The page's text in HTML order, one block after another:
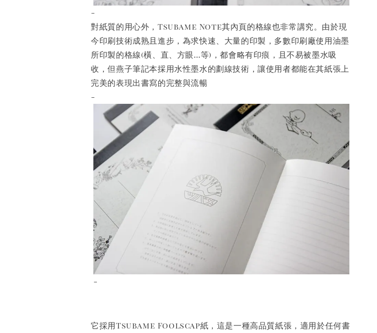
-
對紙質的用心外，Tsubame Note其內頁的格線也非常講究。由於現
今印刷技術成熟且進步，為求快速、大量的印製，多數印刷廠使用油墨
所印製的格線(橫、直、方眼…等)，都會略有印痕，且不易被墨水吸
收，但燕子筆記本採用水性墨水的劃線技術，讓使用者都能在其紙張上
完美的表現出書寫的完整與流暢
-
-
它採用Tsubame Foolscap紙，這是一種高品質紙張，適用於任何書